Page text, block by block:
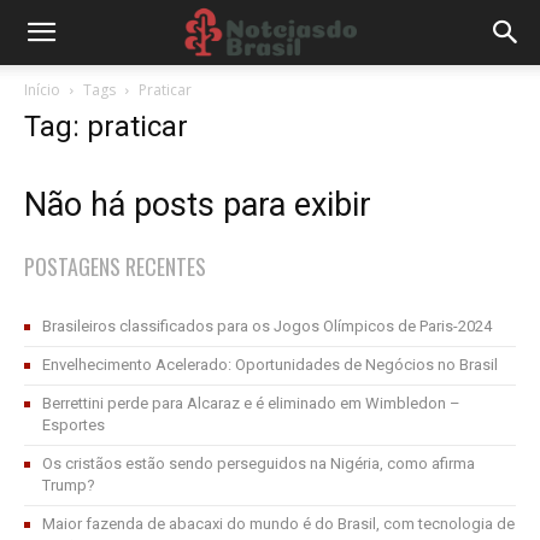
Início Tags Praticar
Tag: praticar
Não há posts para exibir
POSTAGENS RECENTES
Brasileiros classificados para os Jogos Olímpicos de Paris-2024
Envelhecimento Acelerado: Oportunidades de Negócios no Brasil
Berrettini perde para Alcaraz e é eliminado em Wimbledon –
Esportes
Os cristãos estão sendo perseguidos na Nigéria, como afirma
Trump?
Maior fazenda de abacaxi do mundo é do Brasil, com tecnologia de